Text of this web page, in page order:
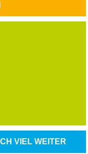
VIEL WEITER